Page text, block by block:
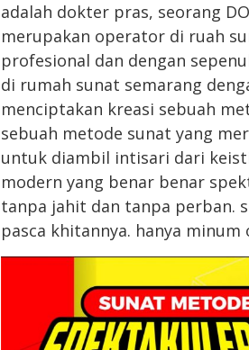
adalah dokter pras, seorang
merupakan operator di ruah
profesional dan dengan
di rumah sunat semarang
menciptakan kreasi sebuah
sebuah metode sunat yang
untuk diambil intisari dari
modern yang benar benar
tanpa jahit dan tanpa perban.
pasca khitannya. hanya minum